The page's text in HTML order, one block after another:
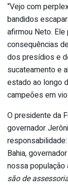
“Vejo com
bandidos
afirmou Neto.
consequências
dos presídios e
sucateamento e
estado ao longo
campeões em
O presidente da
governador
Bahia,
nossa população
são de